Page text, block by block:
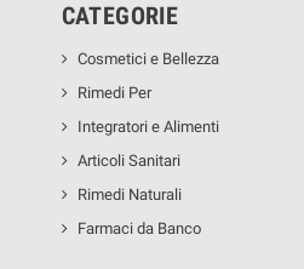
CATEGORIE
Cosmetici e Bellezza
Rimedi Per
Integratori e Alimenti
Articoli Sanitari
Rimedi Naturali
Farmaci da Banco